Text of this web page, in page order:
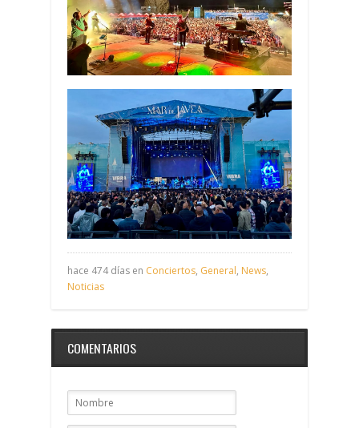
hace 474 días en Conciertos, General, News,
Noticias
COMENTARIOS